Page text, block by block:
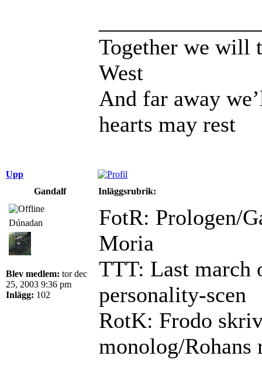
Together we will
West
And far away
hearts may rest
Upp
Gandalf
Inläggsrubrik:
Dúnadan
Blev medlem: tor dec
25, 2003 9:36 pm
Inlägg: 102
FotR: Prologen/
Moria
TTT: Last march
personality-scen
RotK: Frodo
monolog/Rohans